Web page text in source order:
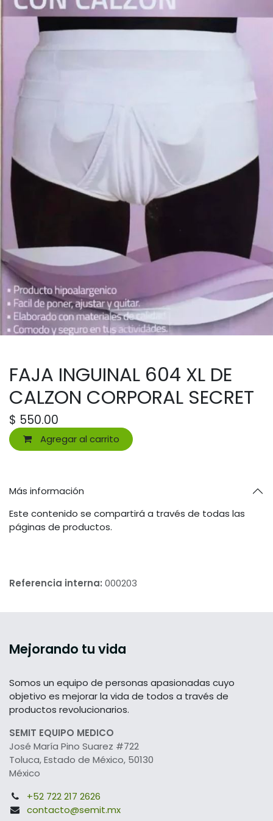
FAJA INGUINAL 604 XL DE
CALZON CORPORAL SECRET
$ 550.00
Agregar al carrito
Más información
Este contenido se compartirá a través de todas las
páginas de productos.
Referencia interna: 000203
Mejorando tu vida
Somos un equipo de personas apasionadas cuyo
objetivo es mejorar la vida de todos a través de
productos revolucionarios.
SEMIT EQUIPO MEDICO
José María Pino Suarez #722
Toluca, Estado de México, 50130
México
+52 722 217 2626
contacto@semit.mx